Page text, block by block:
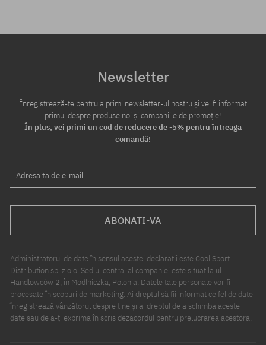
Newsletter
Înregistrează-te pentru a primi newsletter-ul nostru și vei fi informat
primul despre produse noi și campaniile de promoție!
În plus, vei primi un cod de reducere de -5% pentru întreaga
comandă!
Adresa ta de e-mail
ABONATI-VA
Administratorul de date în sensul acestei declarații este Cool Sport
Distribution sp. z o.o. Sediul central al companiei este situat la ul.
Handlowców 2, în Modlniczka, Polonia. Datele tale personale vor fi
procesate în scopuri de marketing. Ai dreptul să fii informat ce fel de date
înregistrează vânzătorul despre tine și ai dreptul de a schimba aceste
date sau de a-ți exprima în scris dezacordul pentru prelucrarea acestora.